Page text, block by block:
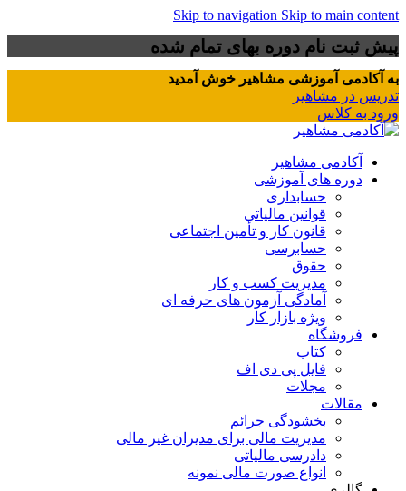
Skip to navigation Skip to main content
پیش ثبت نام دوره بهای تمام شده
به آکادمی آموزشی مشاهیر خوش آمدید
تدریس در مشاهیر
ورود به کلاس
آکادمی مشاهیر
دوره های آموزشی
حسابداری
قوانین مالیاتی
قانون کار و تأمین اجتماعی
حسابرسی
حقوق
مدیریت کسب و کار
آمادگی آزمون های حرفه ای
ویژه بازار کار
فروشگاه
کتاب
فایل پی دی اف
مجلات
مقالات
بخشودگی جرائم
مدیریت مالی برای مدیران غیر مالی
دادرسی مالیاتی
انواع صورت مالی نمونه